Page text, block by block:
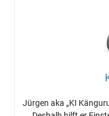
Jürgen aka „KI